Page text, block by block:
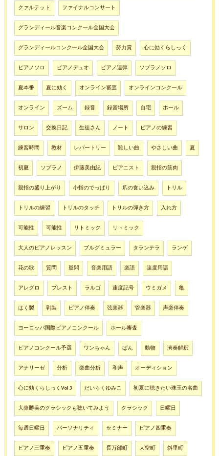
クァルテット ファイナルコンサート
グランディール音楽コンクール全国大会
グランディールコンクール全国大会 努力賞 心に効くらしっく
ピアノソロ ピアノデュオ ピアノ連弾 ソプラノソロ
夏本番 夏に効く オンライン審査 オンラインコンクール
オンライン ズーム 録音 録音場所 自宅 ホール
サロン 交換日記 生徒さん ノート ピアノの練習
練習時間 教材 レパートリー 難しい曲 やさしい曲 夏
初夏 ソプラノ 伊藤美由紀 ピアニスト 親指の筋肉
親指の盛り上がり 小指のでっぱり 爪の食い込み トリル
トリルの練習 トリルのタッチ トリルの弾き方 入れ方
可能性 可能性 リトミック リトミック
大人のピアノレッスン ブルグミュラー タランテラ ランゲ
花の歌 質問 疑問 音楽用語 楽語 速度用語
アレグロ プレスト ラルゴ 速度記号 ウミガメ 亀
はく製 剥製 ピアノ伴奏 弦楽器 管楽器 声楽伴奏
ヨーロッパ国際ピアノコンクール ホール審査
ピアノコンクール予選 ワンちゃん ぱん 動物 演奏解釈
アナリーゼ 分析 楽曲分析 和声 オーディション
心に効くらしっくVol.3 だいらくゆみこ 初夏に聴きたい珠玉の名曲
大楽勝美のクラシックも聴いてみよう クラシック 日曜日
毎週日曜日 パーソナリティ セミナー ピアノ四重奏
ピアノ三重奏 ピアノ五重奏 長万部町 大空町 斜里町